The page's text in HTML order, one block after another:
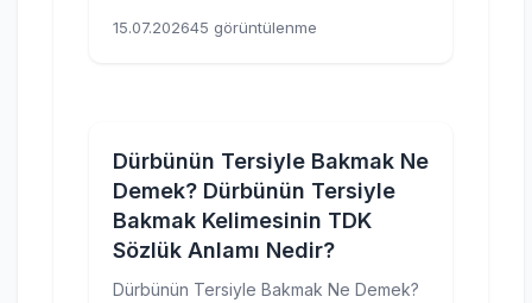
15.07.202645 görüntülenme
Dürbünün Tersiyle Bakmak Ne
Demek? Dürbünün Tersiyle
Bakmak Kelimesinin TDK
Sözlük Anlamı Nedir?
Dürbünün Tersiyle Bakmak Ne Demek?